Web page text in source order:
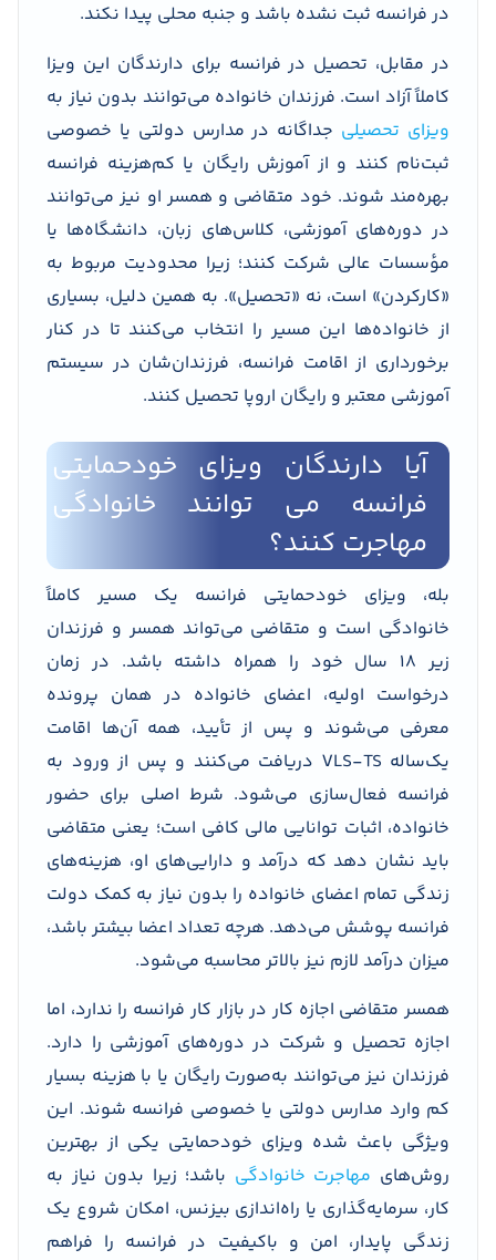
در فرانسه ثبت نشده باشد و جنبه محلی پیدا نکند.
در مقابل، تحصیل در فرانسه برای دارندگان این ویزا
کاملاً آزاد است. فرزندان خانواده می‌توانند بدون نیاز به
ویزای تحصیلی جداگانه در مدارس دولتی یا خصوصی
ثبت‌نام کنند و از آموزش رایگان یا کم‌هزینه فرانسه
بهره‌مند شوند. خود متقاضی و همسر او نیز می‌توانند
در دوره‌های آموزشی، کلاس‌های زبان، دانشگاه‌ها یا
مؤسسات عالی شرکت کنند؛ زیرا محدودیت مربوط به
«کارکردن» است، نه «تحصیل». به همین دلیل، بسیاری
از خانواده‌ها این مسیر را انتخاب می‌کنند تا در کنار
برخورداری از اقامت فرانسه، فرزندان‌شان در سیستم
آموزشی معتبر و رایگان اروپا تحصیل کنند.
آیا دارندگان ویزای خودحمایتی
فرانسه می توانند خانوادگی
مهاجرت کنند؟
بله، ویزای خودحمایتی فرانسه یک مسیر کاملاً
خانوادگی است و متقاضی می‌تواند همسر و فرزندان
زیر ۱۸ سال خود را همراه داشته باشد. در زمان
درخواست اولیه، اعضای خانواده در همان پرونده
معرفی می‌شوند و پس از تأیید، همه آن‌ها اقامت
یک‌ساله VLS-TS دریافت می‌کنند و پس از ورود به
فرانسه فعال‌سازی می‌شود. شرط اصلی برای حضور
خانواده، اثبات توانایی مالی کافی است؛ یعنی متقاضی
باید نشان دهد که درآمد و دارایی‌های او، هزینه‌های
زندگی تمام اعضای خانواده را بدون نیاز به کمک دولت
فرانسه پوشش می‌دهد. هرچه تعداد اعضا بیشتر باشد،
میزان درآمد لازم نیز بالاتر محاسبه می‌شود.
همسر متقاضی اجازه کار در بازار کار فرانسه را ندارد، اما
اجازه تحصیل و شرکت در دوره‌های آموزشی را دارد.
فرزندان نیز می‌توانند به‌صورت رایگان یا با هزینه بسیار
کم وارد مدارس دولتی یا خصوصی فرانسه شوند. این
ویژگی باعث شده ویزای خودحمایتی یکی از بهترین
روش‌های مهاجرت خانوادگی باشد؛ زیرا بدون نیاز به
کار، سرمایه‌گذاری یا راه‌اندازی بیزنس، امکان شروع یک
زندگی پایدار، امن و باکیفیت در فرانسه را فراهم